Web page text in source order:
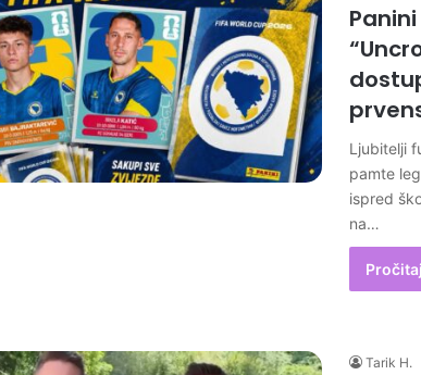
Ljubitelji
pamte
ispred
na…
Tarik H.